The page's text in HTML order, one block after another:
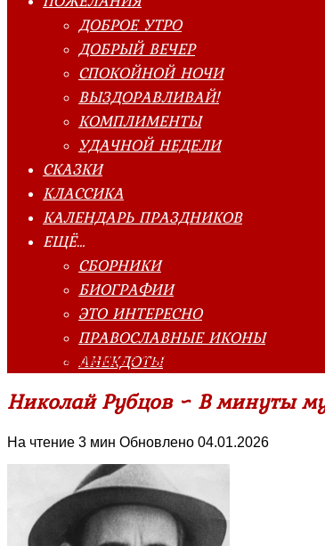
ДОБРОЕ УТРО
ДОБРЫЙ ВЕЧЕР
СПОКОЙНОЙ НОЧИ
ВЫЗДОРАВЛИВАЙ!
КОМПЛИМЕНТЫ
УДАЧНОЙ НЕДЕЛИ
СКАЗКИ
КЛАССИКА
КАЛЕНДАРЬ ПРАЗДНИКОВ
ЕЩЁ…
СБОРНИКИ
БИОГРАФИИ
ЭТО ИНТЕРЕСНО
ПРАВОСЛАВНЫЕ ИКОНЫ
АНЕКДОТЫ
Главная страница»Классика
Николай Рубцов ~ В минуты
На чтение 3 мин Обновлено 04.01.2026
Об авторе
Недавние публикации